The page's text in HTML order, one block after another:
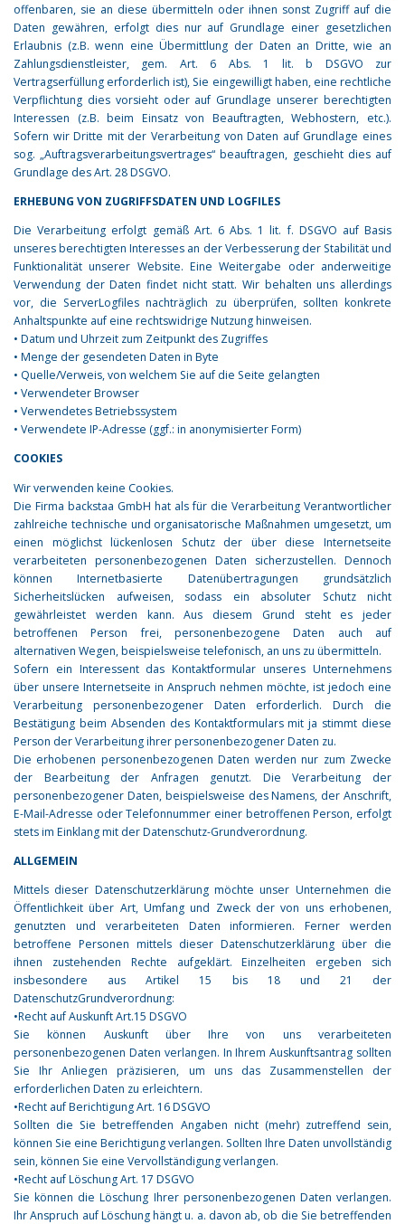
offenbaren, sie an diese übermitteln oder ihnen sonst Zugriff auf die
Daten gewähren, erfolgt dies nur auf Grundlage einer gesetzlichen
Erlaubnis (z.B. wenn eine Übermittlung der Daten an Dritte, wie an
Zahlungsdienstleister, gem. Art. 6 Abs. 1 lit. b DSGVO zur
Vertragserfüllung erforderlich ist), Sie eingewilligt haben, eine rechtliche
Verpflichtung dies vorsieht oder auf Grundlage unserer berechtigten
Interessen (z.B. beim Einsatz von Beauftragten, Webhostern, etc.).
Sofern wir Dritte mit der Verarbeitung von Daten auf Grundlage eines
sog. „Auftragsverarbeitungsvertrages“ beauftragen, geschieht dies auf
Grundlage des Art. 28 DSGVO.
ERHEBUNG VON ZUGRIFFSDATEN UND LOGFILES
Die Verarbeitung erfolgt gemäß Art. 6 Abs. 1 lit. f. DSGVO auf Basis
unseres berechtigten Interesses an der Verbesserung der Stabilität und
Funktionalität unserer Website. Eine Weitergabe oder anderweitige
Verwendung der Daten findet nicht statt. Wir behalten uns allerdings
vor, die ServerLogfiles nachträglich zu überprüfen, sollten konkrete
Anhaltspunkte auf eine rechtswidrige Nutzung hinweisen.
• Datum und Uhrzeit zum Zeitpunkt des Zugriffes
• Menge der gesendeten Daten in Byte
• Quelle/Verweis, von welchem Sie auf die Seite gelangten
• Verwendeter Browser
• Verwendetes Betriebssystem
• Verwendete IP-Adresse (ggf.: in anonymisierter Form)
COOKIES
Wir verwenden keine Cookies.
Die Firma backstaa GmbH hat als für die Verarbeitung Verantwortlicher
zahlreiche technische und organisatorische Maßnahmen umgesetzt, um
einen möglichst lückenlosen Schutz der über diese Internetseite
verarbeiteten personenbezogenen Daten sicherzustellen. Dennoch
können Internetbasierte Datenübertragungen grundsätzlich
Sicherheitslücken aufweisen, sodass ein absoluter Schutz nicht
gewährleistet werden kann. Aus diesem Grund steht es jeder
betroffenen Person frei, personenbezogene Daten auch auf
alternativen Wegen, beispielsweise telefonisch, an uns zu übermitteln.
Sofern ein Interessent das Kontaktformular unseres Unternehmens
über unsere Internetseite in Anspruch nehmen möchte, ist jedoch eine
Verarbeitung personenbezogener Daten erforderlich. Durch die
Bestätigung beim Absenden des Kontaktformulars mit ja stimmt diese
Person der Verarbeitung ihrer personenbezogener Daten zu.
Die erhobenen personenbezogenen Daten werden nur zum Zwecke
der Bearbeitung der Anfragen genutzt. Die Verarbeitung der
personenbezogener Daten, beispielsweise des Namens, der Anschrift,
E-Mail-Adresse oder Telefonnummer einer betroffenen Person, erfolgt
stets im Einklang mit der Datenschutz-Grundverordnung.
ALLGEMEIN
Mittels dieser Datenschutzerklärung möchte unser Unternehmen die
Öffentlichkeit über Art, Umfang und Zweck der von uns erhobenen,
genutzten und verarbeiteten Daten informieren. Ferner werden
betroffene Personen mittels dieser Datenschutzerklärung über die
ihnen zustehenden Rechte aufgeklärt. Einzelheiten ergeben sich
insbesondere aus Artikel 15 bis 18 und 21 der
DatenschutzGrundverordnung:
•Recht auf Auskunft Art.15 DSGVO
Sie können Auskunft über Ihre von uns verarbeiteten
personenbezogenen Daten verlangen. In Ihrem Auskunftsantrag sollten
Sie Ihr Anliegen präzisieren, um uns das Zusammenstellen der
erforderlichen Daten zu erleichtern.
•Recht auf Berichtigung Art. 16 DSGVO
Sollten die Sie betreffenden Angaben nicht (mehr) zutreffend sein,
können Sie eine Berichtigung verlangen. Sollten Ihre Daten unvollständig
sein, können Sie eine Vervollständigung verlangen.
•Recht auf Löschung Art. 17 DSGVO
Sie können die Löschung Ihrer personenbezogenen Daten verlangen.
Ihr Anspruch auf Löschung hängt u. a. davon ab, ob die Sie betreffenden